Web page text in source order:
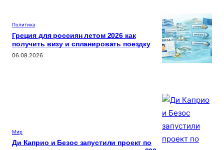
Политика
Греция для россиян летом 2026 как
получить визу и спланировать поездку
06.08.2026
Мир
Ди Каприо и Безос запустили проект по